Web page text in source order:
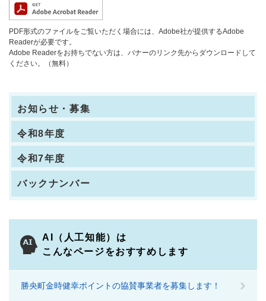
PDF形式のファイルをご覧いただく場合には、Adobe社が提供するAdobe
Readerが必要です。
Adobe Readerをお持ちでない方は、バナーのリンク先からダウンロードして
ください。（無料）
お知らせ・募集
令和8年度
令和7年度
バックナンバー
AI（人工知能）は
こんなページをおすすめします
勝央町金時健幸ポイントの協賛事業者を募集します！